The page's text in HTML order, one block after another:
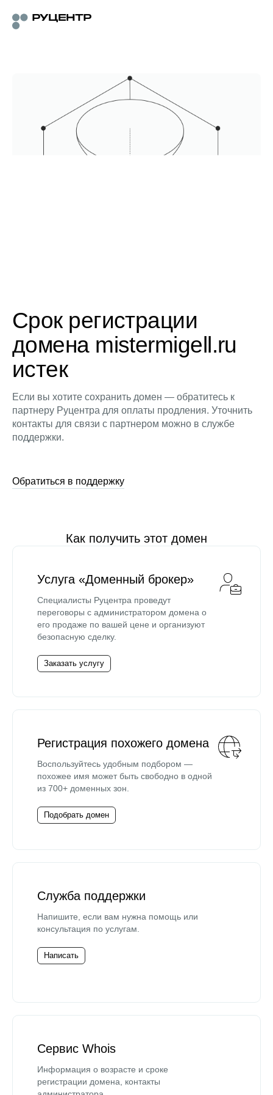
Срок регистрации
домена mistermigell.ru
истек
Если вы хотите сохранить домен — обратитесь к
партнеру Руцентра для оплаты продления. Уточнить
контакты для связи с партнером можно в службе
поддержки.
Обратиться в поддержку
Как получить этот домен
Услуга «Доменный брокер»
Специалисты Руцентра проведут
переговоры с администратором домена о
его продаже по вашей цене и организуют
безопасную сделку.
Заказать услугу
Регистрация похожего домена
Воспользуйтесь удобным подбором —
похожее имя может быть свободно в одной
из 700+ доменных зон.
Подобрать домен
Служба поддержки
Напишите, если вам нужна помощь или
консультация по услугам.
Написать
Сервис Whois
Информация о возрасте и сроке
регистрации домена, контакты